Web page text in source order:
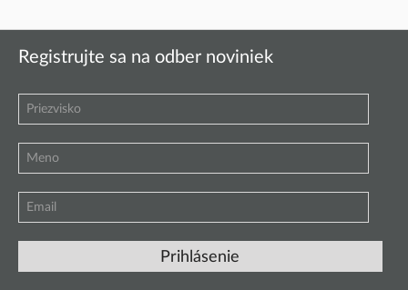
Registrujte sa na odber noviniek